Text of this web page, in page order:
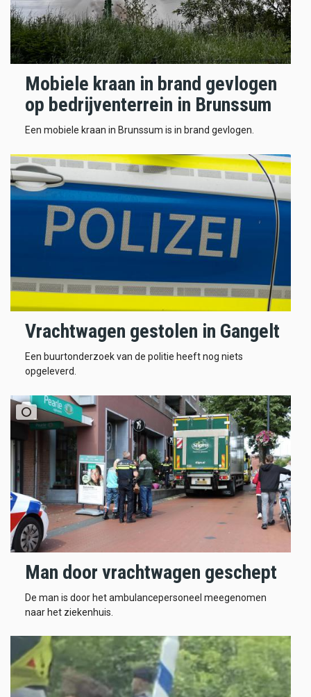
Mobiele kraan in brand gevlogen
op bedrijventerrein in Brunssum
Een mobiele kraan in Brunssum is in brand gevlogen.
Vrachtwagen gestolen in Gangelt
Een buurtonderzoek van de politie heeft nog niets
opgeleverd.
Man door vrachtwagen geschept
De man is door het ambulancepersoneel meegenomen
naar het ziekenhuis.